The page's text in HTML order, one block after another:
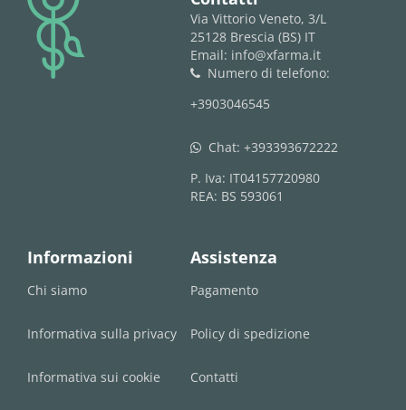
logo
Via Vittorio Veneto, 3/L
25128 Brescia (BS) IT
Email: info@xfarma.it
phone
Numero di telefono:
+3903046545
whatsapp Chat: +393393672222
P. Iva: IT04157720980
REA: BS 593061
Informazioni
Chi siamo
Informativa sulla privacy
Informativa sui cookie
Assistenza
Pagamento
Policy di spedizione
Contatti